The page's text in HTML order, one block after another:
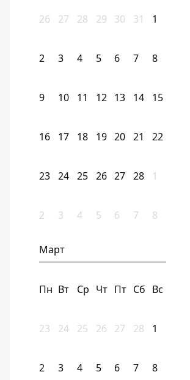
26 27 28 29 30 31 1
2 3 4 5 6 7 8
9 10 11 12 13 14 15
16 17 18 19 20 21 22
23 24 25 26 27 28 1
2 3 4 5 6 7 8
Март
Пн Вт Ср Чт Пт Сб Вс
23 24 25 26 27 28 1
2 3 4 5 6 7 8